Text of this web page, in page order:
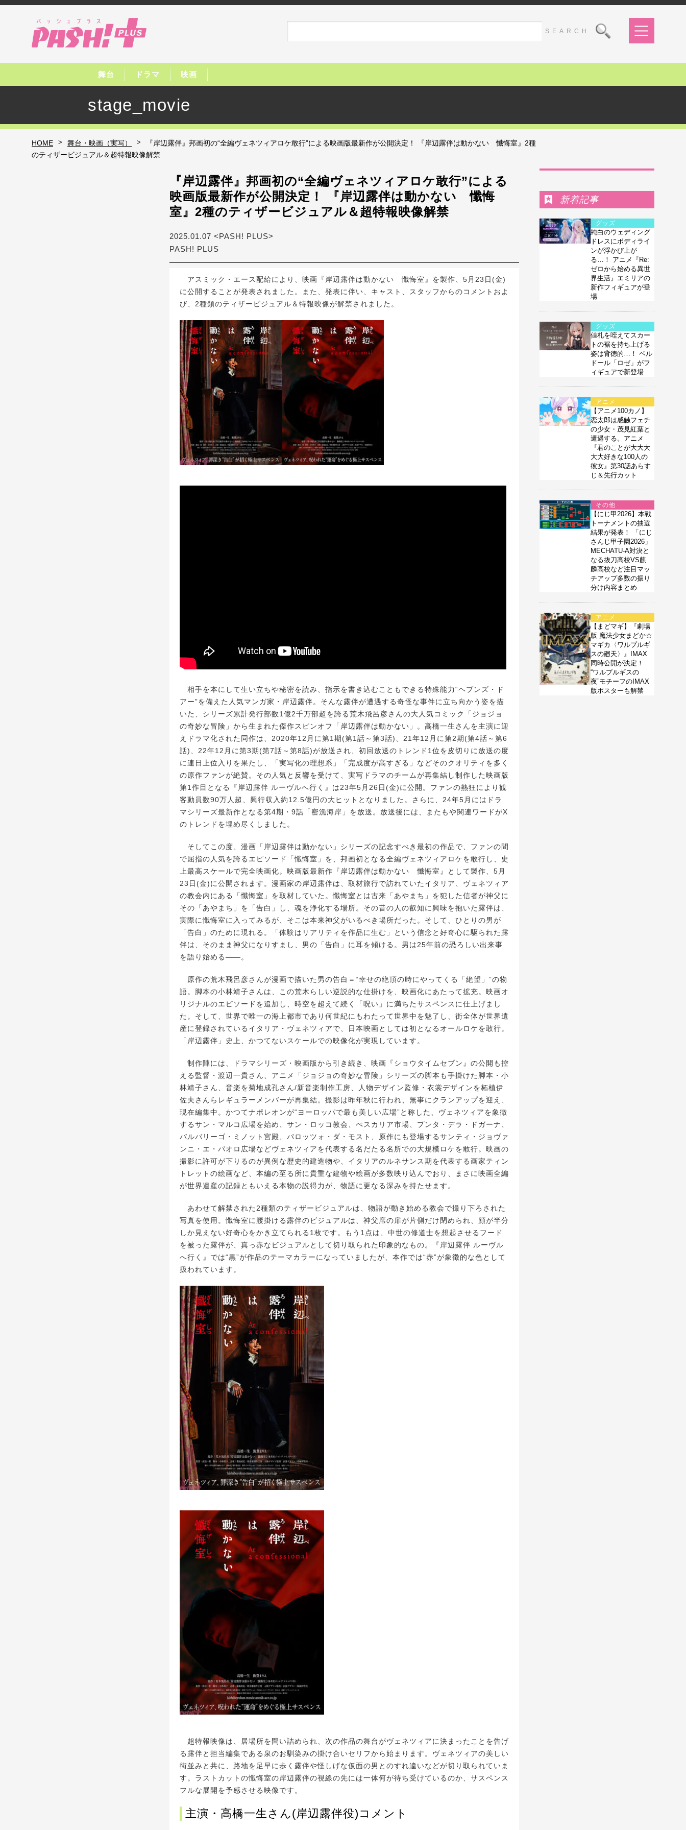
舞台 ドラマ 映画
stage_movie
HOME > 舞台・映画（実写） >
『岸辺露伴』邦画初の“全編ヴェネツィアロケ敢行”による映画版最新作が公開決定！ 『岸辺露伴は動かない 懺悔室』2種
のティザービジュアル＆超特報映像解禁
『岸辺露伴』邦画初の“全編ヴェネツィアロケ敢行”による
映画版最新作が公開決定！ 『岸辺露伴は動かない 懺悔
室』2種のティザービジュアル＆超特報映像解禁
2025.01.07 <PASH! PLUS>
PASH! PLUS
アスミック・エース配給により、映画『岸辺露伴は動かない 懺悔室』を製作、5月23日(金)
に公開することが発表されました。また、発表に伴い、キャスト、スタッフからのコメントおよ
び、2種類のティザービジュアル＆特報映像が解禁されました。
相手を本にして生い立ちや秘密を読み、指示を書き込むこともできる特殊能力“ヘブンズ・ド
アー”を備えた人気マンガ家・岸辺露伴。そんな露伴が遭遇する奇怪な事件に立ち向かう姿を描
いた、シリーズ累計発行部数1億2千万部超を誇る荒木飛呂彦さんの大人気コミック「ジョジョ
の奇妙な冒険」から生まれた傑作スピンオフ「岸辺露伴は動かない」。高橋一生さんを主演に迎
えドラマ化された同作は、2020年12月に第1期(第1話～第3話)、21年12月に第2期(第4話～第6
話)、22年12月に第3期(第7話～第8話)が放送され、初回放送のトレンド1位を皮切りに放送の度
に連日上位入りを果たし、「実写化の理想系」「完成度が高すぎる」などそのクオリティを多く
の原作ファンが絶賛。その人気と反響を受けて、実写ドラマのチームが再集結し制作した映画版
第1作目となる『岸辺露伴 ルーヴルへ行く』は23年5月26日(金)に公開。ファンの熱狂により観
客動員数90万人超、興行収入約12.5億円の大ヒットとなりました。さらに、24年5月にはドラ
マシリーズ最新作となる第4期・9話「密漁海岸」を放送。放送後には、またもや関連ワードがX
のトレンドを埋め尽くしました。
そしてこの度、漫画「岸辺露伴は動かない」シリーズの記念すべき最初の作品で、ファンの間
で屈指の人気を誇るエピソード「懺悔室」を、邦画初となる全編ヴェネツィアロケを敢行し、史
上最高スケールで完全映画化。映画版最新作『岸辺露伴は動かない 懺悔室』として製作、5月
23日(金)に公開されます。漫画家の岸辺露伴は、取材旅行で訪れていたイタリア、ヴェネツィア
の教会内にある「懺悔室」を取材していた。懺悔室とは古来「あやまち」を犯した信者が神父に
その「あやまち」を「告白」し、魂を浄化する場所。その昔の人の叡知に興味を抱いた露伴は、
実際に懺悔室に入ってみるが、そこは本来神父がいるべき場所だった。そして、ひとりの男が
「告白」のために現れる。「体験はリアリティを作品に生む」という信念と好奇心に駆られた露
伴は、そのまま神父になりすまし、男の「告白」に耳を傾ける。男は25年前の恐ろしい出来事
を語り始める――。
原作の荒木飛呂彦さんが漫画で描いた男の告白＝“幸せの絶頂の時にやってくる「絶望」”の物
語。脚本の小林靖子さんは、この荒木らしい逆説的な仕掛けを、映画化にあたって拡充。映画オ
リジナルのエピソードを追加し、時空を超えて続く「呪い」に満ちたサスペンスに仕上げまし
た。そして、世界で唯一の海上都市であり何世紀にもわたって世界中を魅了し、街全体が世界遺
産に登録されているイタリア・ヴェネツィアで、日本映画としては初となるオールロケを敢行。
「岸辺露伴」史上、かつてないスケールでの映像化が実現しています。
制作陣には、ドラマシリーズ・映画版から引き続き、映画『ショウタイムセブン』の公開も控
える監督・渡辺一貴さん、アニメ「ジョジョの奇妙な冒険」シリーズの脚本も手掛けた脚本・小
林靖子さん、音楽を菊地成孔さん/新音楽制作工房、人物デザイン監修・衣裳デザインを柘植伊
佐夫さんらレギュラーメンバーが再集結。撮影は昨年秋に行われ、無事にクランアップを迎え、
現在編集中。かつてナポレオンが“ヨーロッパで最も美しい広場”と称した、ヴェネツィアを象徴
するサン・マルコ広場を始め、サン・ロッコ教会、ぺスカリア市場、プンタ・デラ・ドガーナ、
バルバリーゴ・ミノット宮殿、パロッツォ・ダ・モスト、原作にも登場するサンティ・ジョヴァ
ンニ・エ・パオロ広場などヴェネツィアを代表する名だたる名所での大規模ロケを敢行。映画の
撮影に許可が下りるのが異例な歴史的建造物や、イタリアのルネサンス期を代表する画家ティン
トレットの絵画など、本編の至る所に貴重な建物や絵画が多数映り込んでおり、まさに映画全編
が世界遺産の記録ともいえる本物の説得力が、物語に更なる深みを持たせます。
あわせて解禁された2種類のティザービジュアルは、物語が動き始める教会で撮り下ろされた
写真を使用。懺悔室に腰掛ける露伴のビジュアルは、神父席の扉が片側だけ閉められ、顔が半分
しか見えない好奇心をかき立てられる1枚です。もう1点は、中世の修道士を想起させるフード
を被った露伴が、真っ赤なビジュアルとして切り取られた印象的なもの。『岸辺露伴 ルーヴル
へ行く』では“黒”が作品のテーマカラーになっていましたが、本作では“赤”が象徴的な色として
扱われています。
超特報映像は、居場所を問い詰められ、次の作品の舞台がヴェネツィアに決まったことを告げ
る露伴と担当編集である泉のお馴染みの掛け合いセリフから始まります。ヴェネツィアの美しい
街並みと共に、路地を足早に歩く露伴や怪しげな仮面の男とのすれ違いなどが切り取られていま
す。ラストカットの懺悔室の岸辺露伴の視線の先には一体何が待ち受けているのか、サスペンス
フルな展開を予感させる映像です。
主演・高橋一生さん(岸辺露伴役)コメント
新着記事
グッズ
純白のウェディング
ドレスにボディライ
ンが浮かび上が
る…！ アニメ『Re:
ゼロから始める異世
界生活』エミリアの
新作フィギュアが登
場
グッズ
値札を咥えてスカー
トの裾を持ち上げる
姿は背徳的…！ ベル
ドール「ロゼ」がフ
ィギュアで新登場
アニメ
【アニメ100カノ】
恋太郎は感触フェチ
の少女・茂見紅葉と
遭遇する。アニメ
『君のことが大大大
大大好きな100人の
彼女』第30話あらす
じ＆先行カット
その他
【にじ甲2026】本戦
トーナメントの抽選
結果が発表！ 「にじ
さんじ甲子園2026」
MECHATU-A対決と
なる抜刀高校VS麒
麟高校など注目マッ
チアップ多数の振り
分け内容まとめ
アニメ
【まどマギ】『劇場
版 魔法少女まどか☆
マギカ〈ワルプルギ
スの廻天〉』IMAX
同時公開が決定！
“ワルプルギスの
夜”モチーフのIMAX
版ポスターも解禁